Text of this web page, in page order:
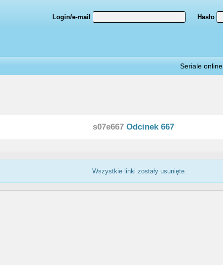
Login/e-mail Hasło
Seriale online
s07e667Odcinek 667
Wszystkie linki zostały usunięte.